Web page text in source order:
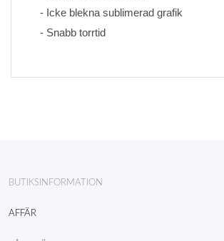
- Icke blekna sublimerad grafik
- Snabb torrtid
BUTIKSINFORMATION
AFFÄR